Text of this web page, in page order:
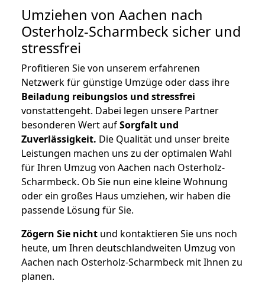
Umziehen von Aachen nach
Osterholz-Scharmbeck sicher und
stressfrei
Profitieren Sie von unserem erfahrenen
Netzwerk für günstige Umzüge oder dass ihre
Beiladung reibungslos und stressfrei
vonstattengeht. Dabei legen unsere Partner
besonderen Wert aufSorgfalt und
Zuverlässigkeit. Die Qualität und unser breite
Leistungen machen uns zu der optimalen Wahl
für Ihren Umzug von Aachen nach Osterholz-
Scharmbeck. Ob Sie nun eine kleine Wohnung
oder ein großes Haus umziehen, wir haben die
passende Lösung für Sie.
Zögern Sie nicht und kontaktieren Sie uns noch
heute, um Ihren deutschlandweiten Umzug von
Aachen nach Osterholz-Scharmbeck mit Ihnen zu
planen.